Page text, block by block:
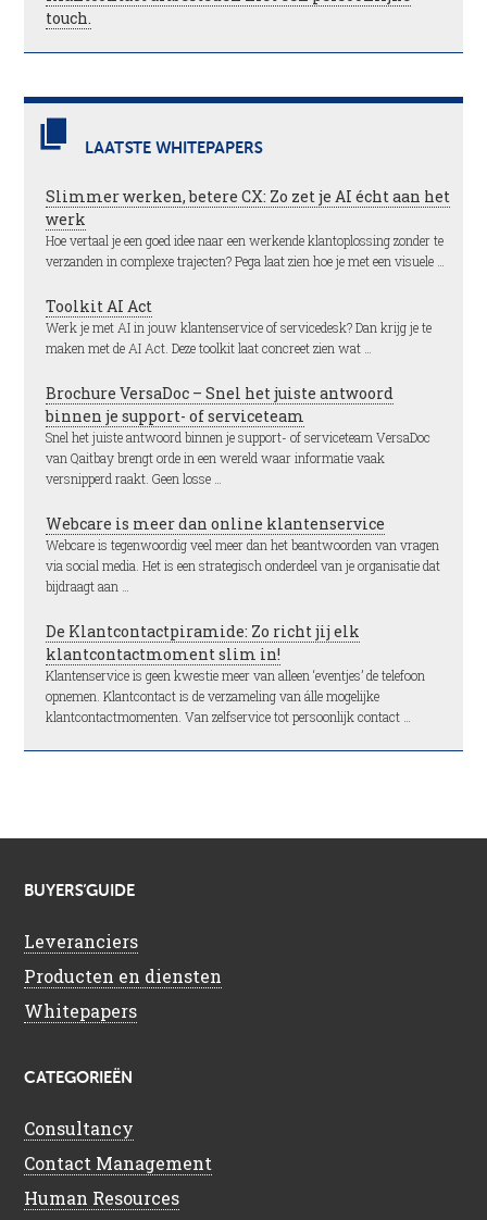
touch.
LAATSTE WHITEPAPERS
Slimmer werken, betere CX: Zo zet je AI écht aan het
werk
Hoe vertaal je een goed idee naar een werkende klantoplossing zonder te
verzanden in complexe trajecten? Pega laat zien hoe je met een visuele …
Toolkit AI Act
Werk je met AI in jouw klantenservice of servicedesk? Dan krijg je te
maken met de AI Act. Deze toolkit laat concreet zien wat …
Brochure VersaDoc – Snel het juiste antwoord
binnen je support- of serviceteam
Snel het juiste antwoord binnen je support- of serviceteam VersaDoc
van Qaitbay brengt orde in een wereld waar informatie vaak
versnipperd raakt. Geen losse …
Webcare is meer dan online klantenservice
Webcare is tegenwoordig veel meer dan het beantwoorden van vragen
via social media. Het is een strategisch onderdeel van je organisatie dat
bijdraagt aan …
De Klantcontactpiramide: Zo richt jij elk
klantcontactmoment slim in!
Klantenservice is geen kwestie meer van alleen ‘eventjes’ de telefoon
opnemen. Klantcontact is de verzameling van álle mogelijke
klantcontactmomenten. Van zelfservice tot persoonlijk contact …
BUYERS’GUIDE
Leveranciers
Producten en diensten
Whitepapers
CATEGORIEËN
Consultancy
Contact Management
Human Resources